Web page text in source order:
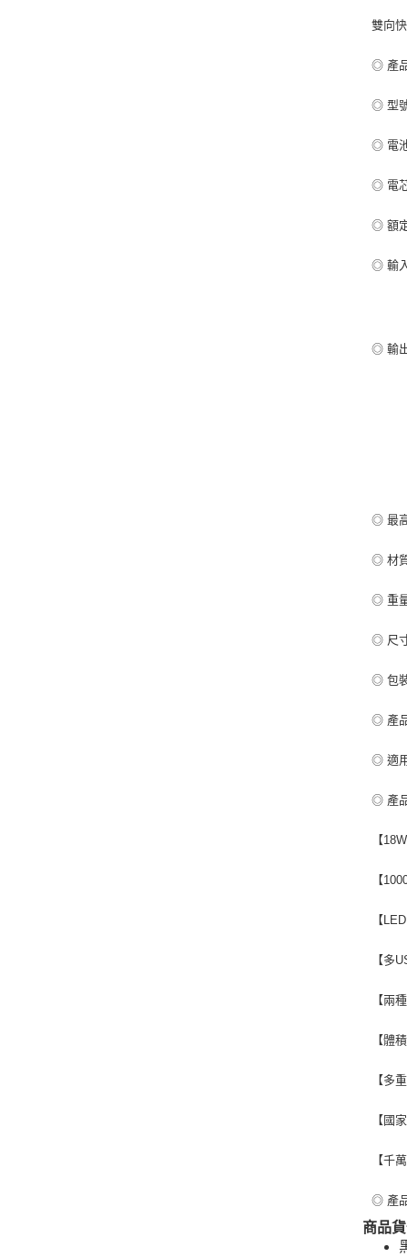
雙向
◎ 產
◎ 型
◎ 電
◎ 電
◎ 額
◎ 輸
◎ 輸
◎ 最
◎ 材
◎ 重
◎ 尺
◎ 包
◎ 產
◎ 適
◎ 產
【
【
【
【多
【兩
【體
【多
【國
【千
◎ 產
商品